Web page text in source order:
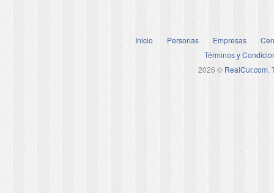
Inicio Personas Empresas
Términos y
2026 © RealCur.com.